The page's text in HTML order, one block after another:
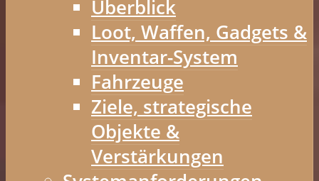
Überblick
Loot, Waffen, Gadgets &
Inventar-System
Fahrzeuge
Ziele, strategische
Objekte &
Verstärkungen